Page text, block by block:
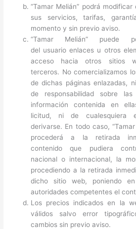
“Tamar Melián” podrá
sus servicios, tarifas,
momento y sin previo aviso.
“Tamar Melián” puede
del usuario enlaces u otros
acceso hacia otros sitios
terceros. No comercializamos
de dichas páginas enlazadas,
de responsabilidad sobre
información contenida en
licitud, ni de cualesquiera
derivarse. En todo caso,
procederá a la retirada
contenido que pudiera
nacional o internacional, la
procediendo a la retirada
dicho sitio web, poniendo
autoridades competentes el
Los precios indicados en la
válidos salvo error
cambios sin previo aviso.